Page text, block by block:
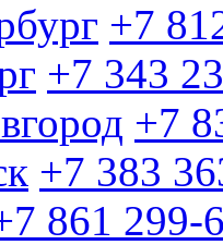
+7
+7 343
+7
+7 383
861 299-